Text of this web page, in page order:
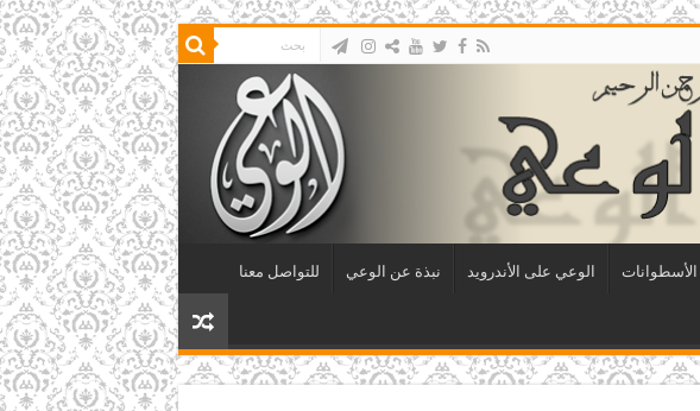
الأسطوانات الوعي على الأندرويد نبذة عن الوعي للتواصل معنا